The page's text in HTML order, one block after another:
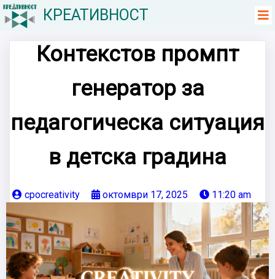
КРЕАТИВНОСТ
Контекстов промпт
генератор за
педагогическа ситуация
в детска градина
cpocreativity октомври 17, 2025 11:20 am